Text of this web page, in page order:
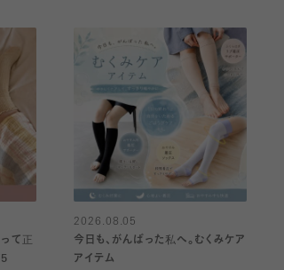
て正
2026.08.05
今日も、がんばった私へ。むくみケア
アイテム